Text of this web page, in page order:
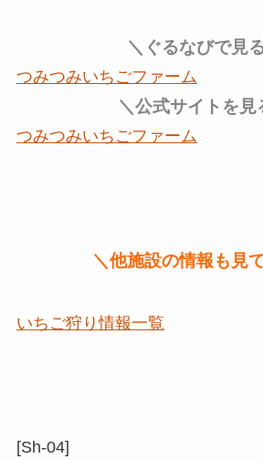
＼ぐるなびで見
つみつみいちごファーム
＼公式サイトを見
つみつみいちごファーム
＼他施設の情報も見
いちご狩り情報一覧
[Sh-04]